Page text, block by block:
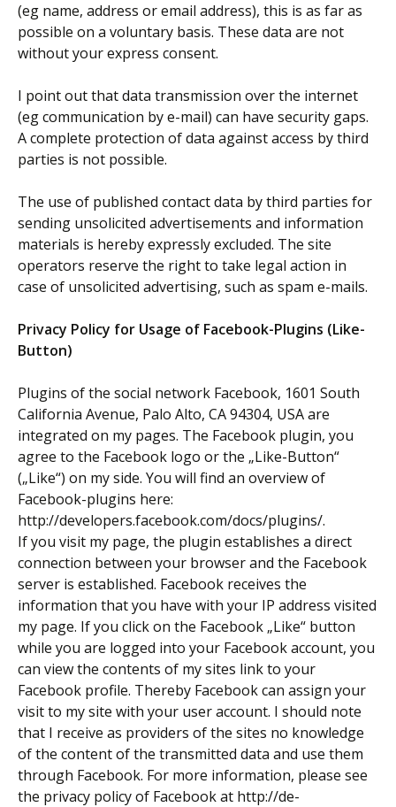
(eg name, address or email address), this is as far as
possible on a voluntary basis. These data are not
without your express consent.
I point out that data transmission over the internet
(eg communication by e-mail) can have security gaps.
A complete protection of data against access by third
parties is not possible.
The use of published contact data by third parties for
sending unsolicited advertisements and information
materials is hereby expressly excluded. The site
operators reserve the right to take legal action in
case of unsolicited advertising, such as spam e-mails.
Privacy Policy for Usage of Facebook-Plugins (Like-
Button)
Plugins of the social network Facebook, 1601 South
California Avenue, Palo Alto, CA 94304, USA are
integrated on my pages. The Facebook plugin, you
agree to the Facebook logo or the „Like-Button“
(„Like“) on my side. You will find an overview of
Facebook-plugins here:
http://developers.facebook.com/docs/plugins/.
If you visit my page, the plugin establishes a direct
connection between your browser and the Facebook
server is established. Facebook receives the
information that you have with your IP address visited
my page. If you click on the Facebook „Like“ button
while you are logged into your Facebook account, you
can view the contents of my sites link to your
Facebook profile. Thereby Facebook can assign your
visit to my site with your user account. I should note
that I receive as providers of the sites no knowledge
of the content of the transmitted data and use them
through Facebook. For more information, please see
the privacy policy of Facebook at http://de-